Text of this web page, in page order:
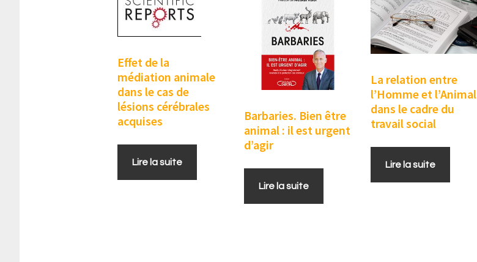
Effet de la
médiation animale
dans le cas de
lésions cérébrales
acquises
Lire la suite
Barbaries. Bien être
animal : il est urgent
d’agir
Lire la suite
La relation entre
l’Homme et l’Animal
dans le cadre du
travail social
Lire la suite